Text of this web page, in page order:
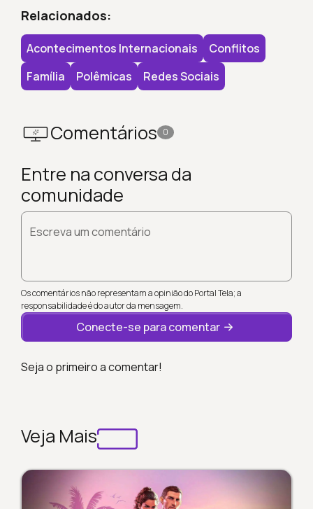
Relacionados:
Acontecimentos Internacionais
Conflitos
Família
Polêmicas Redes Sociais
Comentários 0
Entre na conversa da
comunidade
Escreva um comentário
Os comentários não representam a opinião do Portal Tela; a
responsabilidade é do autor da mensagem.
Conecte-se para comentar
Seja o primeiro a comentar!
Veja Mais